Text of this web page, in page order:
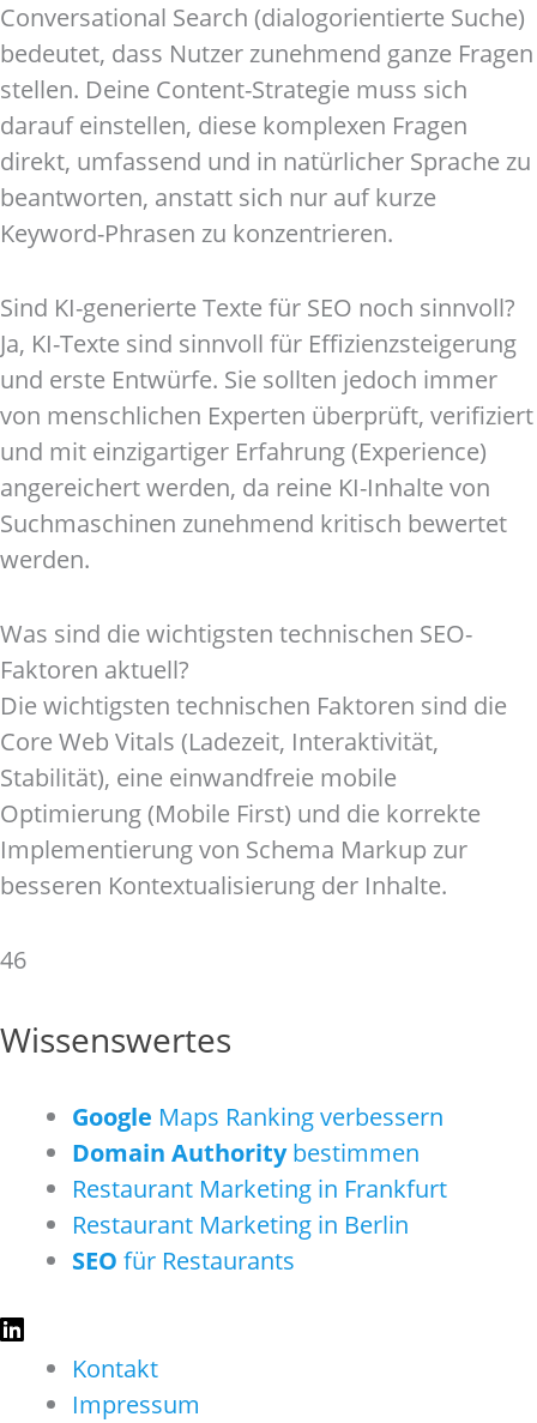
Conversational Search (dialogorientierte Suche)
bedeutet, dass Nutzer zunehmend ganze Fragen
stellen. Deine Content-Strategie muss sich
darauf einstellen, diese komplexen Fragen
direkt, umfassend und in natürlicher Sprache zu
beantworten, anstatt sich nur auf kurze
Keyword-Phrasen zu konzentrieren.
Sind KI-generierte Texte für SEO noch sinnvoll?
Ja, KI-Texte sind sinnvoll für Effizienzsteigerung
und erste Entwürfe. Sie sollten jedoch immer
von menschlichen Experten überprüft, verifiziert
und mit einzigartiger Erfahrung (Experience)
angereichert werden, da reine KI-Inhalte von
Suchmaschinen zunehmend kritisch bewertet
werden.
Was sind die wichtigsten technischen SEO-
Faktoren aktuell?
Die wichtigsten technischen Faktoren sind die
Core Web Vitals (Ladezeit, Interaktivität,
Stabilität), eine einwandfreie mobile
Optimierung (Mobile First) und die korrekte
Implementierung von Schema Markup zur
besseren Kontextualisierung der Inhalte.
46
Wissenswertes
Google Maps Ranking verbessern
Domain Authoritybestimmen
Restaurant Marketing in Frankfurt
Restaurant Marketing in Berlin
SEO für Restaurants
Kontakt
Impressum